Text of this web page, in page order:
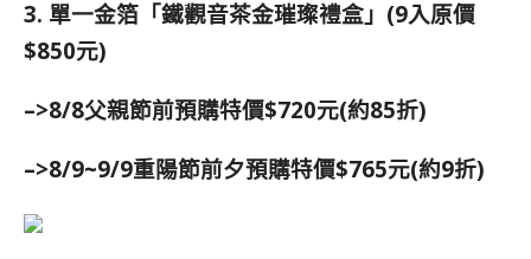
3. 單一金箔「鐵觀音茶金璀璨禮盒」(9入原價
$850元)
–>8/8父親節前預購特價$720元(約85折)
–>8/9~9/9重陽節前夕預購特價$765元(約9折)